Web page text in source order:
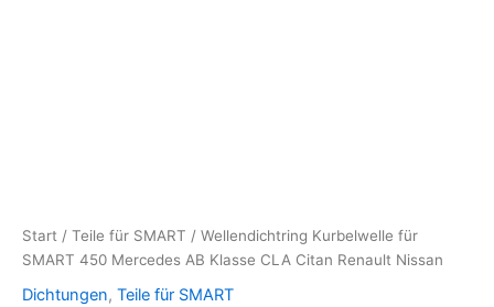
Start / Teile für SMART / Wellendichtring Kurbelwelle für
SMART 450 Mercedes AB Klasse CLA Citan Renault Nissan
Dichtungen, Teile für SMART